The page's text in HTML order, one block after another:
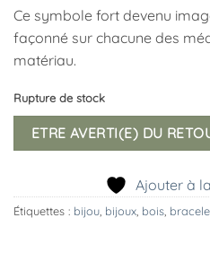
Ce symbole fort devenu
façonné sur chacune des
matériau.
Rupture de stock
ETRE AVERTI(E) DU
Ajouter à
Étiquettes : bijou bijoux bois